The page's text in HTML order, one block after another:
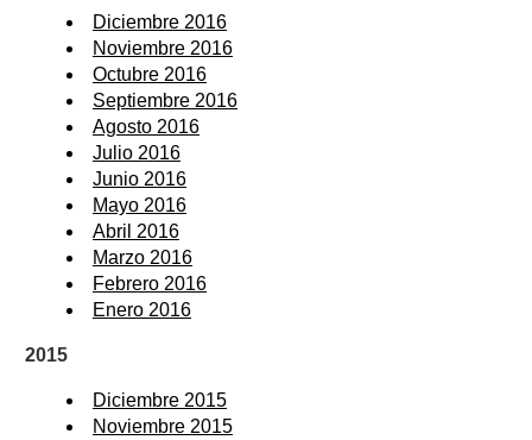
Diciembre 2016
Noviembre 2016
Octubre 2016
Septiembre 2016
Agosto 2016
Julio 2016
Junio 2016
Mayo 2016
Abril 2016
Marzo 2016
Febrero 2016
Enero 2016
2015
Diciembre 2015
Noviembre 2015